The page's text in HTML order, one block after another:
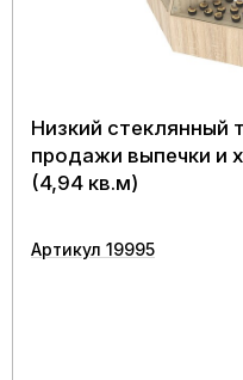
Низкий стеклянный
продажи выпечки и
(4,94 кв.м)
Артикул 19995